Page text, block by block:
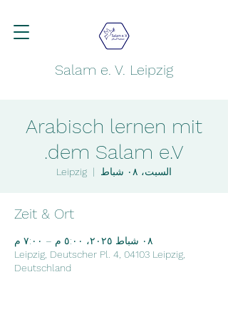
Salam e. V. Leipzig
Arabisch lernen mit
dem Salam e.V.
السبت، ٠٨ شباط
  |
Leipzig
Zeit & Ort
٠٨ شباط ٢٠٢٥، ٥:٠٠ م – ٧:٠٠ م
Leipzig, Deutscher Pl. 4, 04103 Leipzig,
Deutschland